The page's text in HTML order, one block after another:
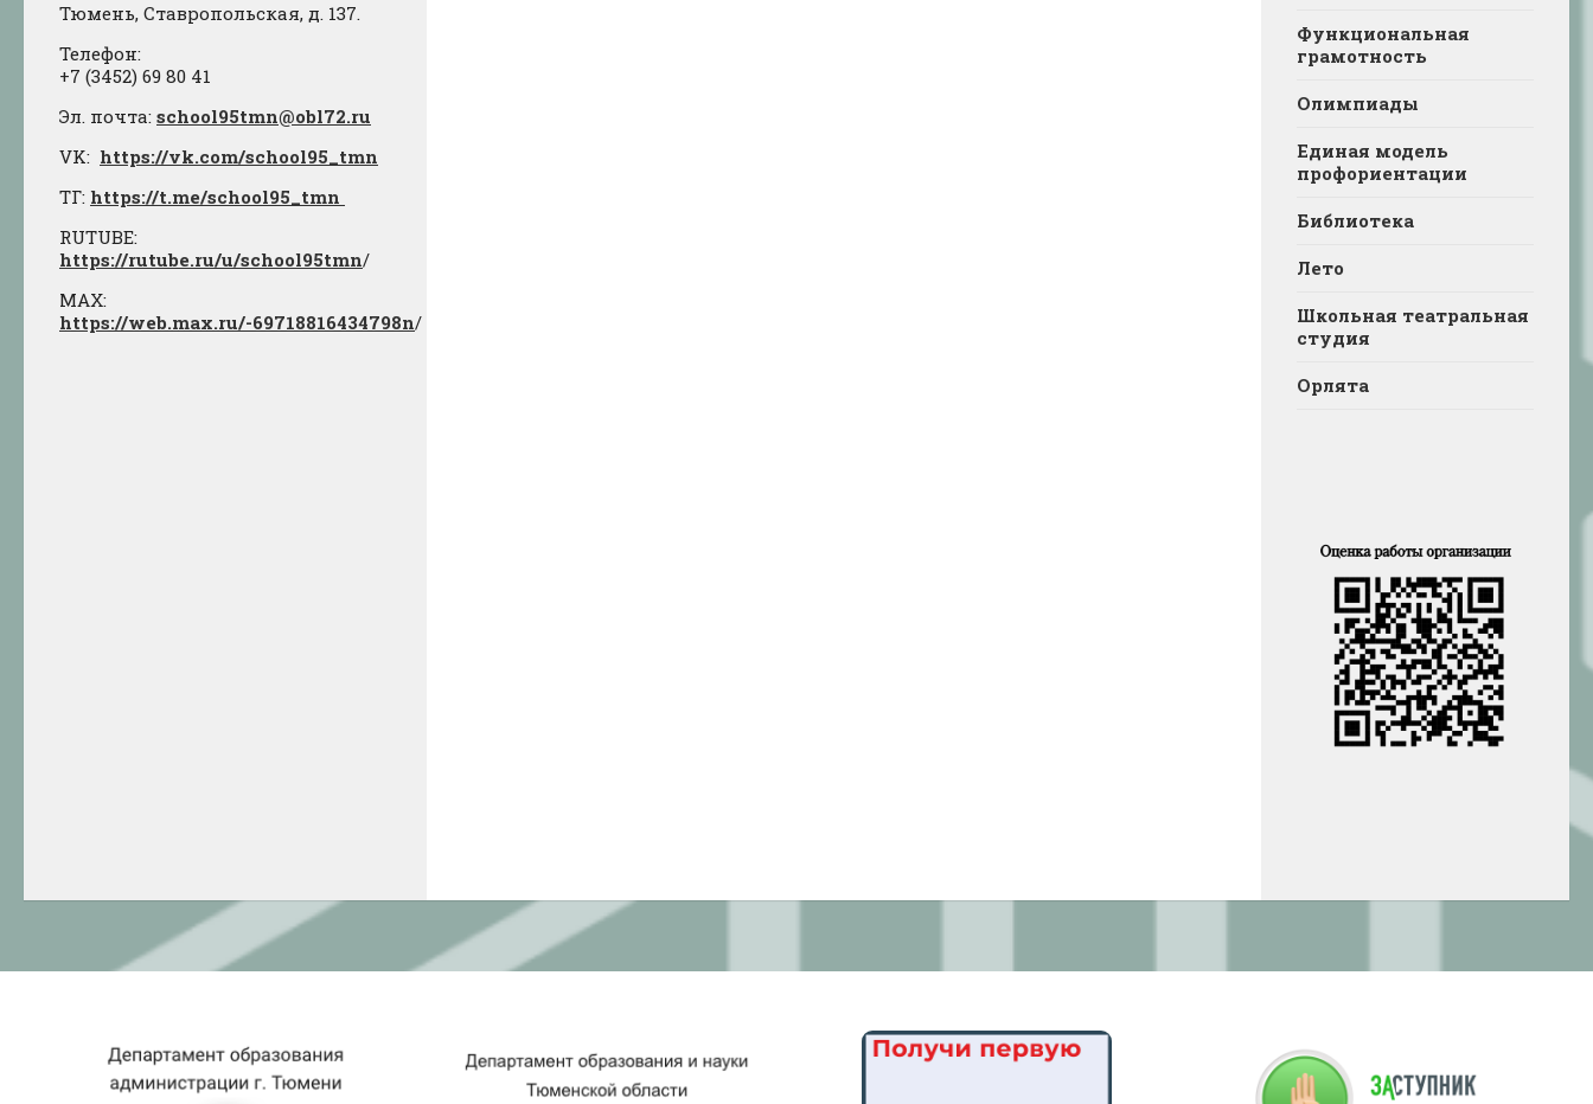
Тюмень, Ставропольская, д. 137.
Телефон:
+7 (3452) 69 80 41
Эл. почта: school95tmn@obl72.ru
VK: https://vk.com/school95_tmn
ТГ: https://t.me/school95_tmn
RUTUBE:
https://rutube.ru/u/school95tmn/
МАХ:
https://web.max.ru/-69718816434798n/
Функциональная
грамотность
Олимпиады
Единая модель
профориентации
Библиотека
Лето
Школьная театральная
студия
Орлята